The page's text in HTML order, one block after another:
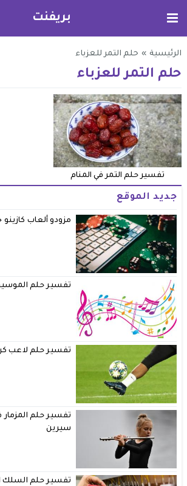
بريفنت
الرئيسية » حلم التمر للعزباء
حلم التمر للعزباء
تفسير حلم التمر في المنام
جديد الموقع
مزودو ألعاب كازينو
تفسير حلم
تفسير حلم لاعب
تفسير حلم المزمار
سيرين
تفسير حلم السلك